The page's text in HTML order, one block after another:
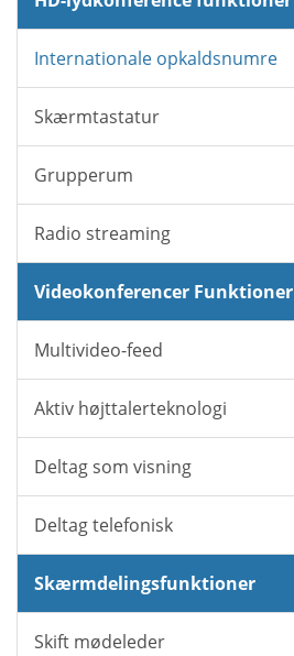
Internationale opkaldsnumre
Skærmtastatur
Grupperum
Radio streaming
Videokonferencer Funktioner
Multivideo-feed
Aktiv højttalerteknologi
Deltag som visning
Deltag telefonisk
Skærmdelingsfunktioner
Skift mødeleder